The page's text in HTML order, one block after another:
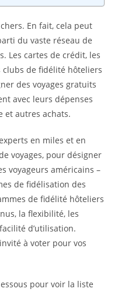
En fait, cela peut
du vaste réseau de
Les cartes de crédit, les
de fidélité hôteliers
des voyages gratuits
avec leurs dépenses
et autres achats.
en miles et en
voyages, pour désigner
voyageurs américains –
de fidélisation des
de fidélité hôteliers
la flexibilité, les
d’utilisation.
à voter pour vos
pour voir la liste